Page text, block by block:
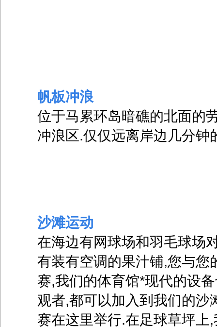
帆板冲浪
位于马累环岛暗礁的北面的
冲浪区.仅仅远离岸边几分钟
沙滩运动
在海边有网球场和羽毛球场
有装有空调的果汁铺,您与您
赛,我们的体育馆*现代的设
观者,都可以加入到我们的沙
赛在这里举行.在足球草坪上